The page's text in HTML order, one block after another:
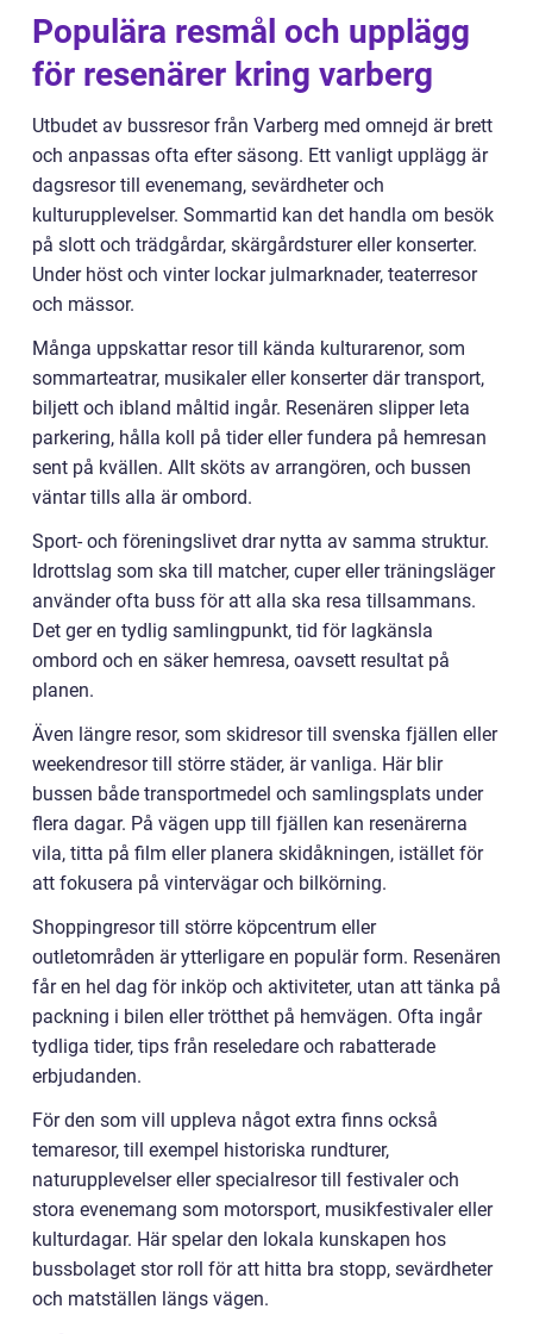
Populära resmål och upplägg
för resenärer kring varberg
Utbudet av bussresor från Varberg med omnejd är brett
och anpassas ofta efter säsong. Ett vanligt upplägg är
dagsresor till evenemang, sevärdheter och
kulturupplevelser. Sommartid kan det handla om besök
på slott och trädgårdar, skärgårdsturer eller konserter.
Under höst och vinter lockar julmarknader, teaterresor
och mässor.
Många uppskattar resor till kända kulturarenor, som
sommarteatrar, musikaler eller konserter där transport,
biljett och ibland måltid ingår. Resenären slipper leta
parkering, hålla koll på tider eller fundera på hemresan
sent på kvällen. Allt sköts av arrangören, och bussen
väntar tills alla är ombord.
Sport- och föreningslivet drar nytta av samma struktur.
Idrottslag som ska till matcher, cuper eller träningsläger
använder ofta buss för att alla ska resa tillsammans.
Det ger en tydlig samlingpunkt, tid för lagkänsla
ombord och en säker hemresa, oavsett resultat på
planen.
Även längre resor, som skidresor till svenska fjällen eller
weekendresor till större städer, är vanliga. Här blir
bussen både transportmedel och samlingsplats under
flera dagar. På vägen upp till fjällen kan resenärerna
vila, titta på film eller planera skidåkningen, istället för
att fokusera på vintervägar och bilkörning.
Shoppingresor till större köpcentrum eller
outletområden är ytterligare en populär form. Resenären
får en hel dag för inköp och aktiviteter, utan att tänka på
packning i bilen eller trötthet på hemvägen. Ofta ingår
tydliga tider, tips från reseledare och rabatterade
erbjudanden.
För den som vill uppleva något extra finns också
temaresor, till exempel historiska rundturer,
naturupplevelser eller specialresor till festivaler och
stora evenemang som motorsport, musikfestivaler eller
kulturdagar. Här spelar den lokala kunskapen hos
bussbolaget stor roll för att hitta bra stopp, sevärdheter
och matställen längs vägen.